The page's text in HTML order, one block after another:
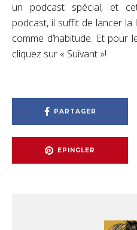
un podcast spécial, et
podcast, il suffit de lancer
comme d’habitude. Et pour
cliquez sur « Suivant »!
PARTAGER
EPINGLER